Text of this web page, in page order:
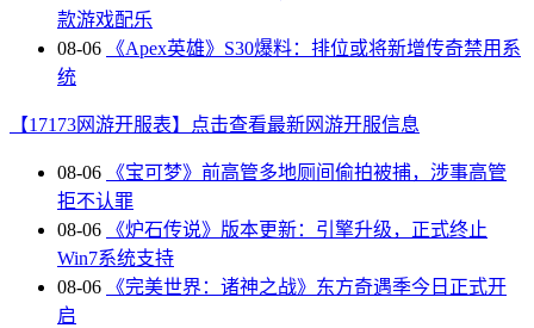
款游戏配乐
08-06
《Apex英雄》S30爆料：排位或将新增传奇禁用系
统
【17173网游开服表】点击查看最新网游开服信息
08-06
《宝可梦》前高管多地厕间偷拍被捕，涉事高管
拒不认罪
08-06
《炉石传说》版本更新：引擎升级，正式终止
Win7系统支持
08-06
《完美世界：诸神之战》东方奇遇季今日正式开
启